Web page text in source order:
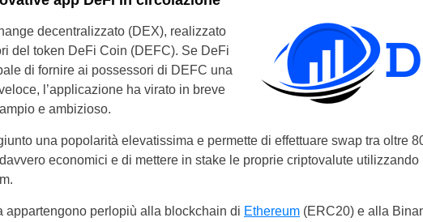
Portugal
Romania
Russia
Sweden
Thailand
decentralizzato (DEX), realizzato
del token DeFi Coin (DEFC). Se DeFi
di fornire ai possessori di DEFC una
l’applicazione ha virato in breve
e ambizioso.
una popolarità elevatissima e permette di effettuare swap tra oltre
economici e di mettere in stake le proprie criptovalute utilizzando
appartengono perlopiù alla blockchain di Ethereum (ERC20) e alla